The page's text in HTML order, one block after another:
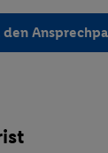
den